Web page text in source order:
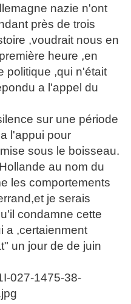
nazie n'ont
près de trois
,voudrait nous en
heure ,en
politique ,qui n'était
a l'appel du
sur une période
l'appui pour
sous le boisseau.
au nom du
les comportements
je serais
condamne cette
a ,certaienment
un jour de de juin